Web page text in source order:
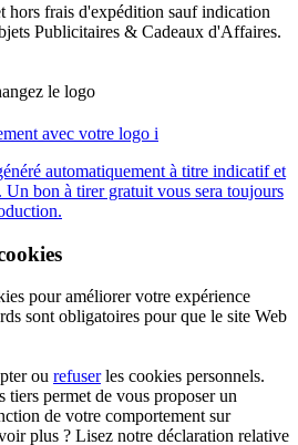
hors frais d'expédition sauf indication
Publicitaires & Cadeaux d'Affaires.
le logo
avec votre logo i
automatiquement à titre indicatif et
bon à tirer gratuit vous sera toujours
pour améliorer votre expérience
sont obligatoires pour que le site Web
ou refuserles cookies personnels.
permet de vous proposer un
de votre comportement sur
plus ? Lisez notre déclaration relative